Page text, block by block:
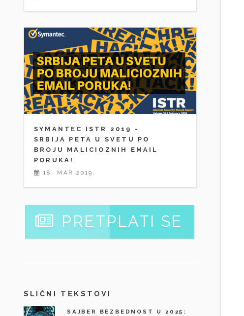
SYMANTEC ISTR 2019 -
SRBIJA PETA U SVETU PO
BROJU MALICIOZNIH EMAIL
PORUKA!
18. MAR 2019.
PRETPLATI SE
SLIČNI TEKSTOVI
SAJBER BEZBEDNOST U 2025: